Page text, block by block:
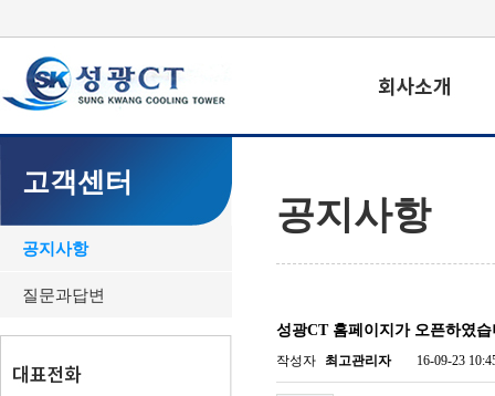
고객센터
공지사항
질문과답변
공지사항
성광CT 홈페이지가 오픈하였
작성자 최고관리자 16-09-23